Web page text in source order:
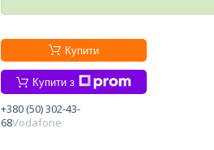
Купити
Купити з
+380 (50) 302-43-
68Vodafone